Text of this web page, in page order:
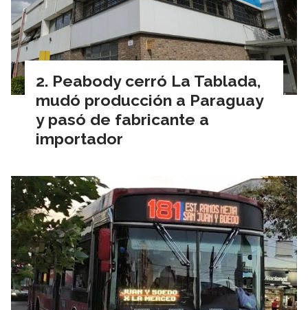
Peabody cerró La Tablada,
mudó producción a Paraguay
y pasó de fabricante a
importador